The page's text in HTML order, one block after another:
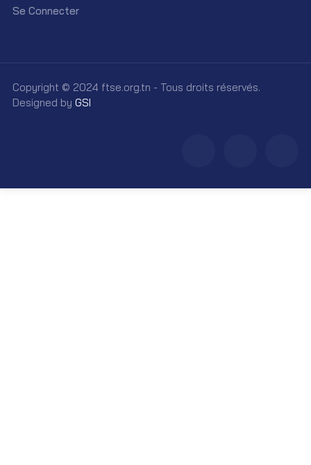
Se Connecter
Copyright © 2024 ftse.org.tn - Tous droits réservés.
Designed by GSI